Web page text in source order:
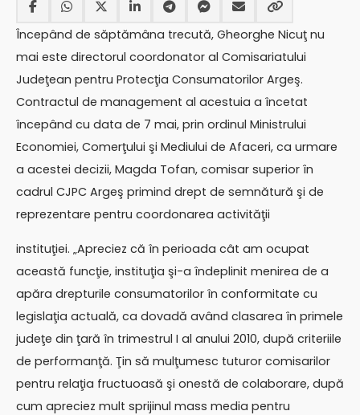
Începând de săptămâna trecută, Gheorghe Nicuţ nu
mai este directorul coordonator al Comisariatului
Judeţean pentru Protecţia Consumatorilor Argeş.
Contractul de management al acestuia a încetat
începând cu data de 7 mai, prin ordinul Ministrului
Economiei, Comerţului şi Mediului de Afaceri, ca urmare
a acestei decizii, Magda Tofan, comisar superior în
cadrul CJPC Argeş primind drept de semnătură şi de
reprezentare pentru coordonarea activităţii
instituţiei. „Apreciez că în perioada cât am ocupat
această funcţie, instituţia şi-a îndeplinit menirea de a
apăra drepturile consumatorilor în conformitate cu
legislaţia actuală, ca dovadă având clasarea în primele
judeţe din ţară în trimestrul I al anului 2010, după criteriile
de performanţă. Ţin să mulţumesc tuturor comisarilor
pentru relaţia fructuoasă şi onestă de colaborare, după
cum apreciez mult sprijinul mass media pentru